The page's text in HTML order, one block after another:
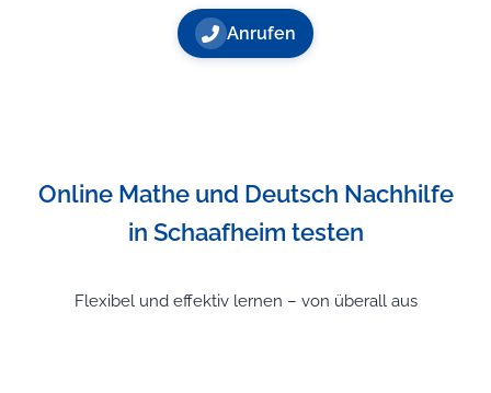
Anrufen
Online Mathe und Deutsch Nachhilfe
in Schaafheim testen
Flexibel und effektiv lernen – von überall aus